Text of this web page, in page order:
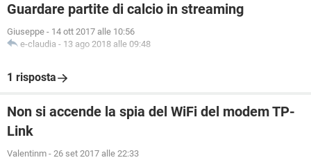
Guardare partite di calcio in streaming
Giuseppe - 14 ott 2017 alle 10:56
e-claudia - 13 ago 2018 alle 09:48
1 risposta
Non si accende la spia del WiFi del modem TP-
Link
Valentinm - 26 set 2017 alle 22:33